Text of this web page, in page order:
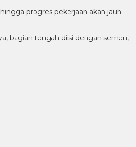
progres pekerjaan akan jauh
bagian tengah diisi dengan semen,